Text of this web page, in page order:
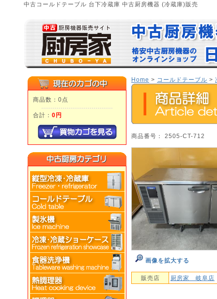
中古コールドテーブル 台下冷蔵庫 中古厨房機器 (冷蔵庫)販売
商品数：0点
合計： 0円
Home > コールドテーブル >
商品番号： 2505-CT-712
画像を拡大する
販売店 厨房家 岐阜店